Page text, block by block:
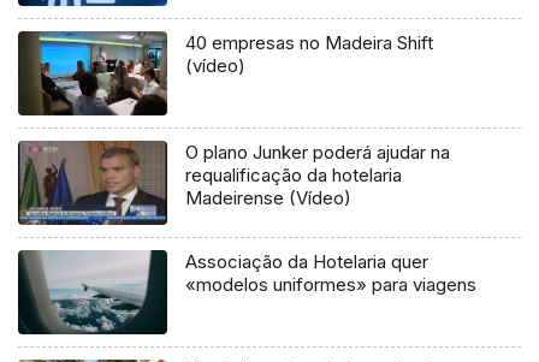
40 empresas no Madeira Shift
(vídeo)
O plano Junker poderá ajudar na
requalificação da hotelaria
Madeirense (Vídeo)
Associação da Hotelaria quer
«modelos uniformes» para viagens